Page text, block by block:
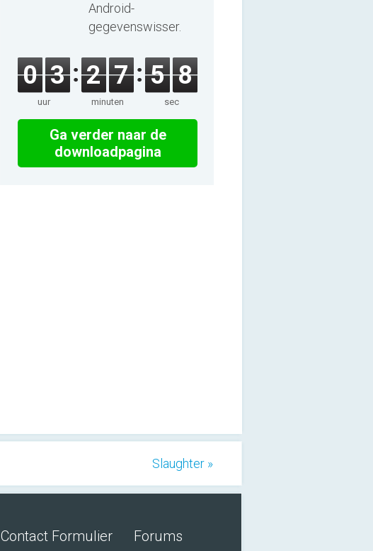
Android-
gegevenswisser.
0 3
uur
2 7
minuten
5 8
sec
Ga verder naar de
downloadpagina
Slaughter »
Contact Formulier Forums